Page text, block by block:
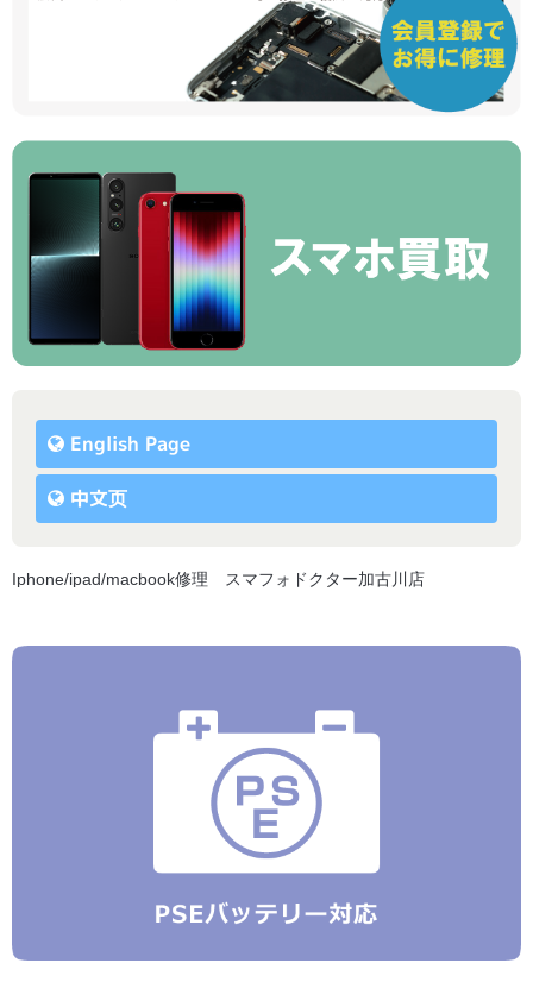
English Page
中文页
Iphone/ipad/macbook修理 スマフォドクター加古川店